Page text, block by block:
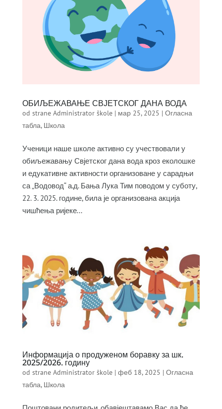
ОБИЉЕЖАВАЊЕ СВЈЕТСКОГ ДАНА ВОДА
od strane Administrator škole| мар 25, 2025 | Огласна
табла, Школа
Ученици наше школе активно су учествовали у
обиљежавању Свјетског дана вода кроз еколошке
и едукативне активности организоване у сарадњи
са „Водовод“ а.д. Бања Лука Тим поводом у суботу,
22. 3. 2025. године, била је организована акција
чишћења ријеке...
Информација о продуженом боравку за шк.
2025/2026. годину
od strane Administrator škole| феб 18, 2025 | Огласна
табла, Школа